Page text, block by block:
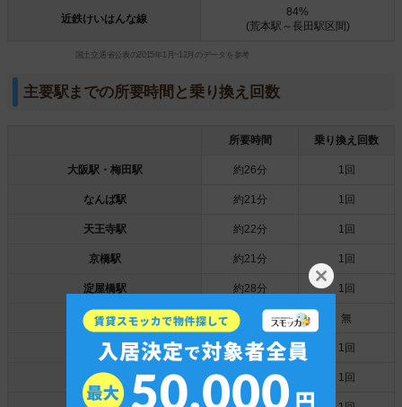
近鉄けいはんな線
84%
(荒本駅～長田駅区間)
国土交通省公表の2015年1月~12月のデータを参考
主要駅までの所要時間と乗り換え回数
所要時間 乗り換え回数
大阪駅・梅田駅 約26分 1回
なんば駅 約21分 1回
天王寺駅 約22分 1回
京橋駅 約21分 1回
淀屋橋駅 約28分 1回
本町駅 約13分 無
鶴橋駅 約17分 1回
大阪阿部野橋駅 約32分 1回